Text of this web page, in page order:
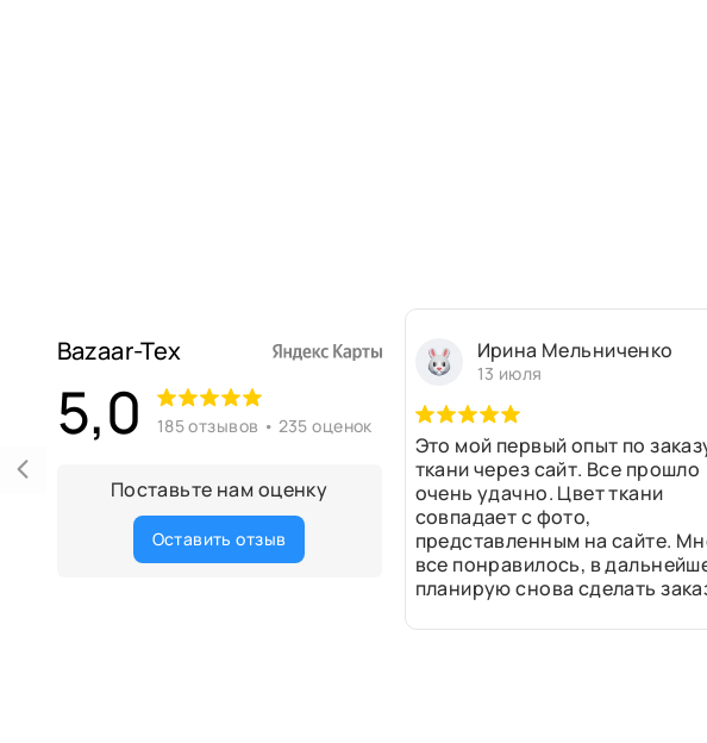
Bazaar-Tex
5,0 185 отзывов • 235 оценок
Поставьте нам оценку
Оставить отзыв
Ирина Мельниченко
13 июля
Это мой первый опыт по
ткани через сайт. Все прошло
очень удачно. Цвет ткани
совпадает с фото,
представленным на сайте.
все понравилось, в
планирую снова сделать